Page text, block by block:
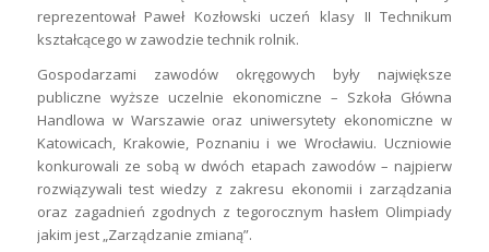
reprezentował Paweł Kozłowski uczeń klasy II Technikum
kształcącego w zawodzie technik rolnik.
Gospodarzami zawodów okręgowych były największe
publiczne wyższe uczelnie ekonomiczne – Szkoła Główna
Handlowa w Warszawie oraz uniwersytety ekonomiczne w
Katowicach, Krakowie, Poznaniu i we Wrocławiu. Uczniowie
konkurowali ze sobą w dwóch etapach zawodów – najpierw
rozwiązywali test wiedzy z zakresu ekonomii i zarządzania
oraz zagadnień zgodnych z tegorocznym hasłem Olimpiady
jakim jest „Zarządzanie zmianą”.